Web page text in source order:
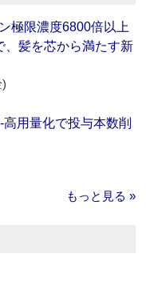
極限濃度6800倍以上
、髪を芯から満たす新
高用量化で投与本数削
もっと見る »